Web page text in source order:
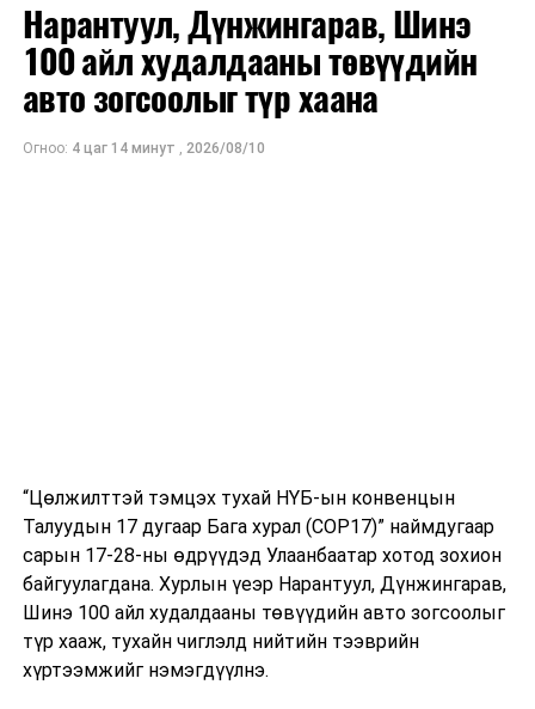
Монгол, Оросын харилцаа, итгэлцлийг эдийн засгийн
чиглэлээр үргэлжлүүлэн хамтран ажиллах санал
тавилаа.
Нарантуул, Дүнжингарав, Шинэ
100 айл худалдааны төвүүдийн
авто зогсоолыг түр хаана
Огноо: 4 цаг 14 минут , 2026/08/10
“Цөлжилттэй тэмцэх тухай НҮБ-ын конвенцын
Талуудын 17 дугаар Бага хурал (COP17)” наймдугаар
сарын 17-28-ны өдрүүдэд Улаанбаатар хотод зохион
байгуулагдана. Хурлын үеэр Нарантуул, Дүнжингарав,
Шинэ 100 айл худалдааны төвүүдийн авто зогсоолыг
түр хааж, тухайн чиглэлд нийтийн тээврийн
хүртээмжийг нэмэгдүүлнэ.